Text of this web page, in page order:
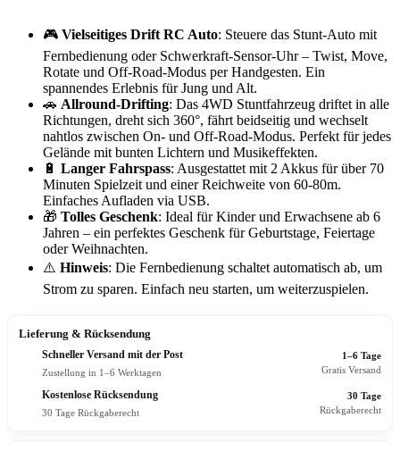
🎮 Vielseitiges Drift RC Auto: Steuere das Stunt-Auto mit
Fernbedienung oder Schwerkraft-Sensor-Uhr – Twist, Move,
Rotate und Off-Road-Modus per Handgesten. Ein
spannendes Erlebnis für Jung und Alt.
🚗 Allround-Drifting: Das 4WD Stuntfahrzeug driftet in alle
Richtungen, dreht sich 360°, fährt beidseitig und wechselt
nahtlos zwischen On- und Off-Road-Modus. Perfekt für jedes
Gelände mit bunten Lichtern und Musikeffekten.
🔋 Langer Fahrspass: Ausgestattet mit 2 Akkus für über 70
Minuten Spielzeit und einer Reichweite von 60-80m.
Einfaches Aufladen via USB.
🎁 Tolles Geschenk: Ideal für Kinder und Erwachsene ab 6
Jahren – ein perfektes Geschenk für Geburtstage, Feiertage
oder Weihnachten.
⚠️ Hinweis: Die Fernbedienung schaltet automatisch ab, um
Strom zu sparen. Einfach neu starten, um weiterzuspielen.
Lieferung & Rücksendung
Schneller Versand mit der Post
Zustellung in 1–6 Werktagen
1–6 Tage
Gratis Versand
Kostenlose Rücksendung
30 Tage Rückgaberecht
30 Tage
Rückgaberecht